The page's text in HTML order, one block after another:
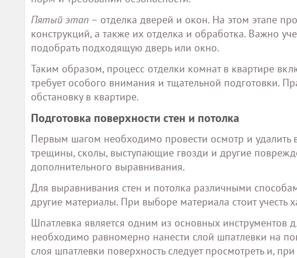
Пятый этап – отделка дверей и окон. На этом этапе
конструкций, а также их отделка и обработка. Важно
подобрать подходящую дверь или окно.
Таким образом, процесс отделки комнат в квартире
требует особого внимания и тщательной подготовки.
обстановку в квартире.
Подготовка поверхности стен и потолка
Первым шагом необходимо провести осмотр и удалить
трещины, сколы, выступающие гвозди и другие
дополнительного выравнивания.
Для выравнивания стен и потолка различными
другие материалы. При выборе материала стоит учесть
Шпатлевка является одним из основных инструментов
необходимо равномерно нанести слой шпатлевки на
слоя шпатлевки поверхность следует просмотреть и,